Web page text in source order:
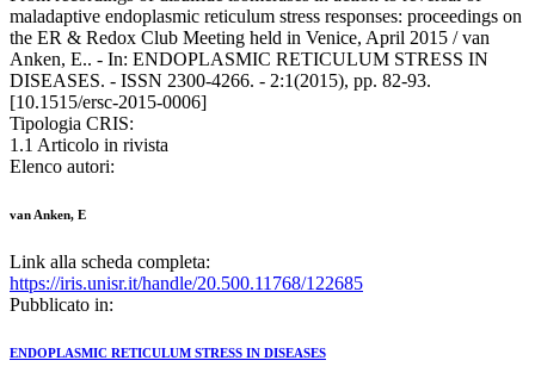
maladaptive endoplasmic reticulum stress responses: proceedings on
the ER & Redox Club Meeting held in Venice, April 2015 / van
Anken, E.. - In: ENDOPLASMIC RETICULUM STRESS IN
DISEASES. - ISSN 2300-4266. - 2:1(2015), pp. 82-93.
[10.1515/ersc-2015-0006]
Tipologia CRIS:
1.1 Articolo in rivista
Elenco autori:
van Anken, E
Link alla scheda completa:
https://iris.unisr.it/handle/20.500.11768/122685
Pubblicato in:
ENDOPLASMIC RETICULUM STRESS IN DISEASES